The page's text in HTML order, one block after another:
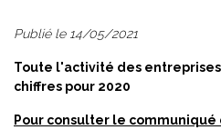
Publié le 14/05/2021
Toute l'activité des entreprises
chiffres pour 2020
Pour consulter le